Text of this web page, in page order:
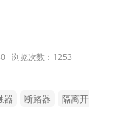
浏览次数：1253
器 断路器 隔离开